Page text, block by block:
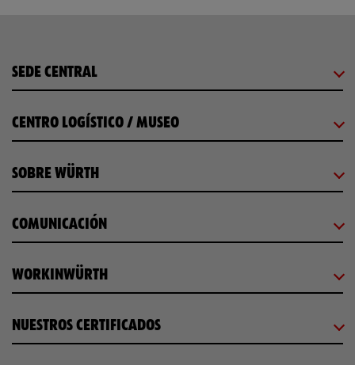
SEDE CENTRAL
CENTRO LOGÍSTICO / MUSEO
SOBRE WÜRTH
COMUNICACIÓN
WORKINWÜRTH
NUESTROS CERTIFICADOS